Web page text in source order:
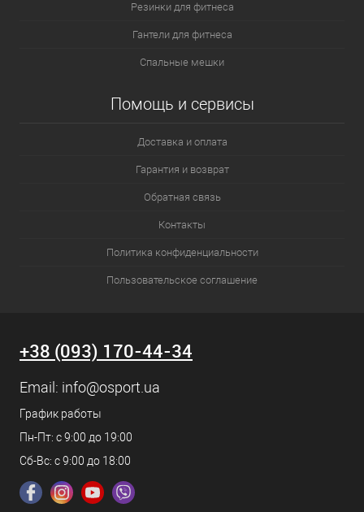
Резинки для фитнеса
Гантели для фитнеса
Спальные мешки
Помощь и сервисы
Доставка и оплата
Гарантия и возврат
Обратная связь
Контакты
Политика конфиденциальности
Пользовательское соглашение
+38 (093) 170-44-34
Email: info@osport.ua
График работы
Пн-Пт: с 9:00 до 19:00
Сб-Вс: с 9:00 до 18:00